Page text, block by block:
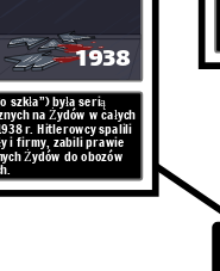
NA
szkła”) była serią
na Żydów w całych
r. Hitlerowcy spalili
i firmy, zabili prawie
Żydów do obozów
1938